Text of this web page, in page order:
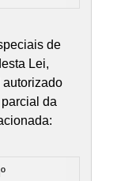
de
Lei,
da